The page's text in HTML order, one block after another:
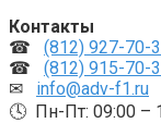
Контакты
☎ (812) 927-70-
☎ (812) 915-70-
✉ info@adv-f1.ru
🕓 Пн-Пт: 09:00 –